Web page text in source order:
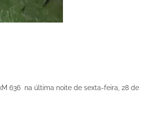
636 na última noite de sexta-feira, 28 de